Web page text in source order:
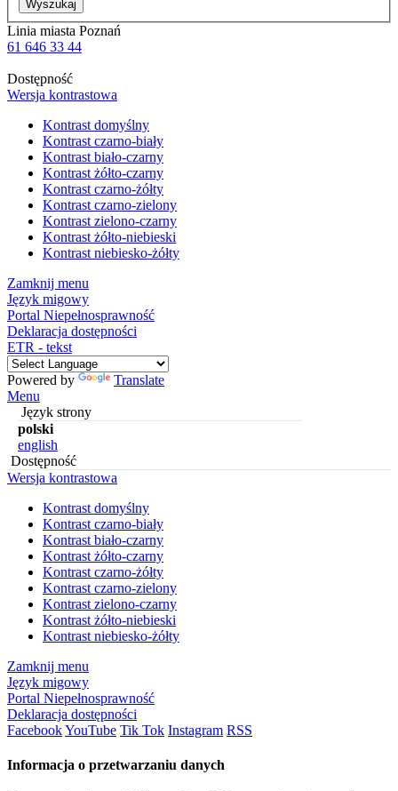
Wyszukaj
Linia miasta Poznań
61 646 33 44
Dostępność
Wersja kontrastowa
Kontrast domyślny
Kontrast czarno-biały
Kontrast biało-czarny
Kontrast żółto-czarny
Kontrast czarno-żółty
Kontrast czarno-zielony
Kontrast zielono-czarny
Kontrast żółto-niebieski
Kontrast niebiesko-żółty
Zamknij menu
Język migowy
Portal Niepełnosprawność
Deklaracja dostępności
ETR - tekst
Powered by
Translate
Menu
Język strony
polski
english
Dostępność
Wersja kontrastowa
Kontrast domyślny
Kontrast czarno-biały
Kontrast biało-czarny
Kontrast żółto-czarny
Kontrast czarno-żółty
Kontrast czarno-zielony
Kontrast zielono-czarny
Kontrast żółto-niebieski
Kontrast niebiesko-żółty
Zamknij menu
Język migowy
Portal Niepełnosprawność
Deklaracja dostępności
FacebookYouTube Tik Tok Instagram RSS
Informacja o przetwarzaniu danych